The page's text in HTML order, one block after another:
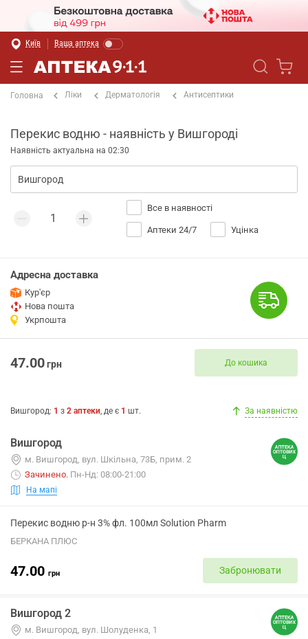
Київ Ваша аптека
Головна Ліки Дерматологія Антисептики
Перекис водню - наявність у Вишгороді
Наявність актуальна на 02:30
Все в наявності
Аптеки 24/7 Уцінка
Адресна доставка
Кур'єр
Нова пошта
Укрпошта
47.00грн До кошика
Вишгород: 1 з 2 аптеки, де є 1 шт. За наявністю
Вишгород
м. Вишгород, вул. Шкільна, 73Б, прим. 2
Зачинено. Пн-Нд: 08:00-21:00
На мапі
Перекис водню р-н 3% фл. 100мл Solution Pharm
БЕРКАНА ПЛЮС
47.00 грн Забронювати
Вишгород 2
м. Вишгород, вул. Шолуденка, 1